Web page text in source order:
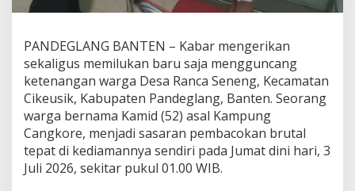
PANDEGLANG BANTEN – Kabar mengerikan
sekaligus memilukan baru saja mengguncang
ketenangan warga Desa Ranca Seneng, Kecamatan
Cikeusik, Kabupaten Pandeglang, Banten. Seorang
warga bernama Kamid (52) asal Kampung
Cangkore, menjadi sasaran pembacokan brutal
tepat di kediamannya sendiri pada Jumat dini hari, 3
Juli 2026, sekitar pukul 01.00 WIB.